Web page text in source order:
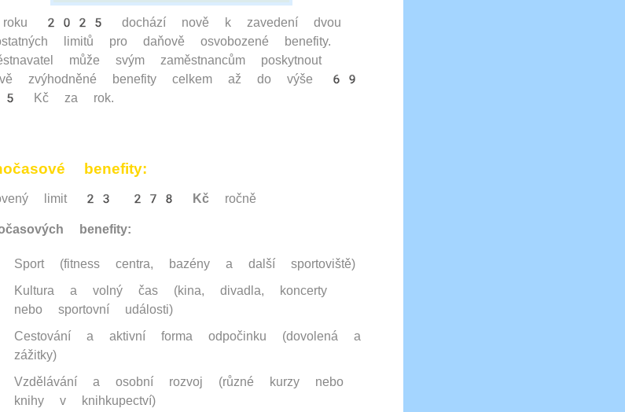
2025 dochází nově k zavedení dvou
limitů pro daňově osvobozené benefity.
může svým zaměstnancům poskytnout
zvýhodněné benefity celkem až do výše 69
Kč za rok.
benefity:
limit 23 278 Kč ročně
benefity:
Sport (fitness centra, bazény a další sportoviště)
Kultura a volný čas (kina, divadla, koncerty
nebo sportovní události)
Cestování a aktivní forma odpočinku (dovolená a
zážitky)
Vzdělávání a osobní rozvoj (různé kurzy nebo
knihy v knihkupectví)